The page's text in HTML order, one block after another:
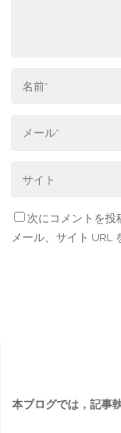
次にコメントを投
メール、サイト URL
本ブログでは，記事